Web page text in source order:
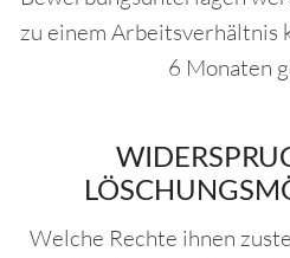
zu einem Arbeitsverhältnis
6 Monaten
Welche Rechte ihnen